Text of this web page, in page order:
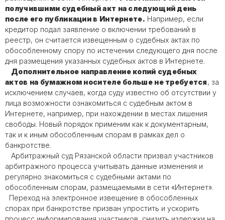
получившими судебный акт на следующий день
после его публикации в Интернете. Например, если
кредитор подал заявление о включении требований в
реестр, он считается извещенным о судебных актах по
обособленному спору по истечении следующего дня после
дня размещения указанных судебных актов в Интернете.
Дополнительное направление копий судебных
актов на бумажном носителе больше не требуется, за
исключением случаев, когда суду известно об отсутствии у
лица возможности ознакомиться с судебным актом в
Интернете, например, при нахождении в местах лишения
свободы. Новый порядок применим как к документарным,
так и к иным обособленным спорам в рамках дел о
банкротстве.
Арбитражный суд Рязанской области призвал участников
арбитражного процесса учитывать данные изменения и
регулярно знакомиться с судебными актами по
обособленным спорам, размещаемыми в сети «Интернет».
Переход на электронное извещение в обособленных
спорах при банкротстве призван упростить и ускорить